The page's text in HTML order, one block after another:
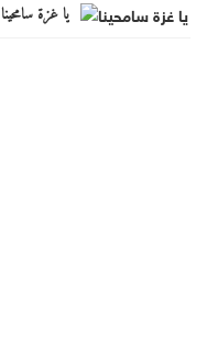
يا غزة سامحينا